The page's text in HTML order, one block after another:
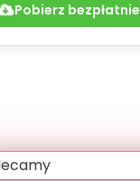
Pobierz bezpłatnie